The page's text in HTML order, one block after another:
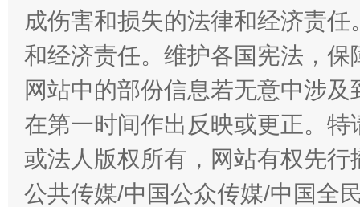
揭开“小金库”的免责幌子
成伤害和损失的法律和经济责
和经济责任。维护各国宪法，
网站中的部份信息若无意中涉
在第一时间作出反映或更正。
或法人版权所有，网站有权先
公共传媒/中国公众传媒/中国全